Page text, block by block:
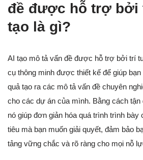
đề được hỗ trợ bởi
tạo là gì?
AI tạo mô tả vấn đề được hỗ trợ bởi trí
cụ thông minh được thiết kế để giúp
quả tạo ra các mô tả vấn đề chuyên
cho các dự án của mình. Bằng cách tận
nó giúp đơn giản hóa quá trình trình
tiêu mà bạn muốn giải quyết, đảm bảo
tảng vững chắc và rõ ràng cho mọi nỗ